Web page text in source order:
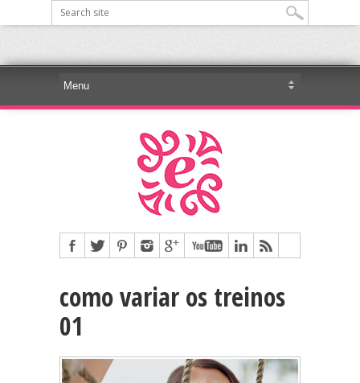
como variar os treinos
01